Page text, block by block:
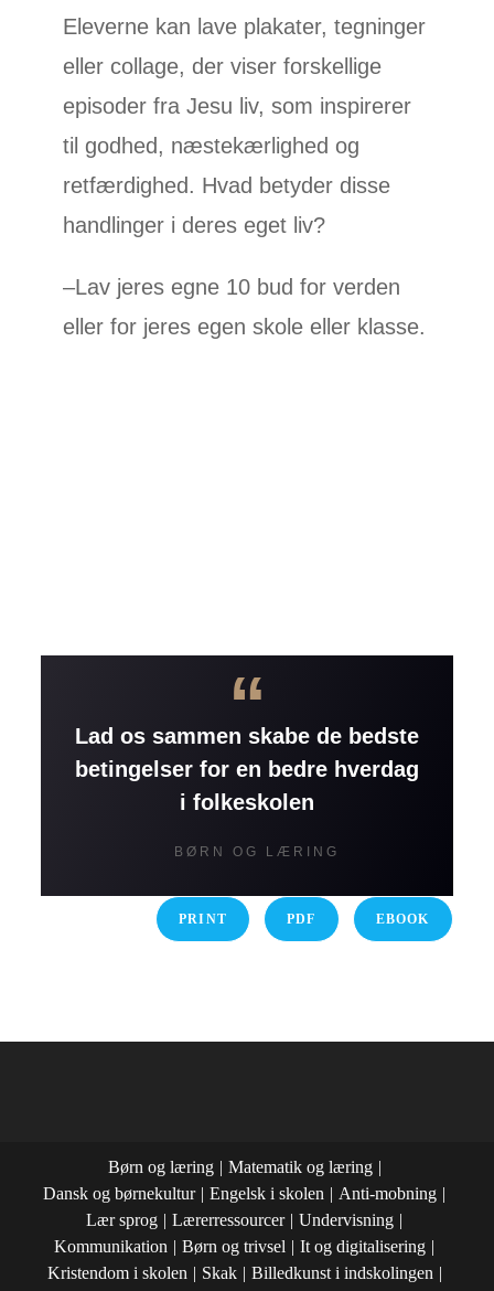
Eleverne kan lave plakater, tegninger
eller collage, der viser forskellige
episoder fra Jesu liv, som inspirerer
til godhed, næstekærlighed og
retfærdighed. Hvad betyder disse
handlinger i deres eget liv?
–Lav jeres egne 10 bud for verden
eller for jeres egen skole eller klasse.
“
Lad os sammen skabe de bedste
betingelser for en bedre hverdag
i folkeskolen
BØRN OG LÆRING
PRINT PDF EBOOK
Børn og læring
Matematik og læring
Dansk og børnekultur
Engelsk i skolen
Anti-mobning
Lær sprog
Lærerressourcer
Undervisning
Kommunikation
Børn og trivsel
It og digitalisering
Kristendom i skolen
Skak
Billedkunst i indskolingen